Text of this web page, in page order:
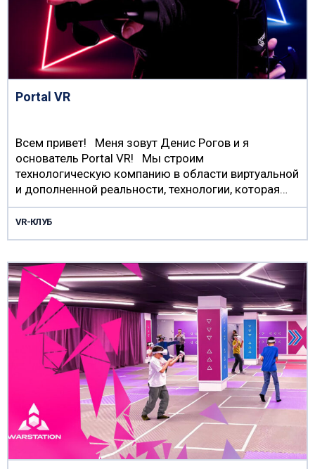
Portal VR
Всем привет! Меня зовут Денис Рогов и я
основатель Portal VR! Мы строим
технологическую компанию в области виртуальной
и дополненной реальности, технологии, которая…
VR-КЛУБ